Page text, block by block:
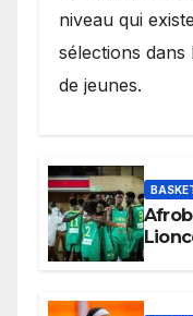
niveau qui
sélections dans
de jeunes.